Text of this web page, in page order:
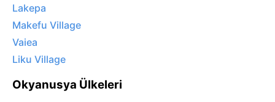
Lakepa
Makefu Village
Vaiea
Liku Village
Okyanusya Ülkeleri